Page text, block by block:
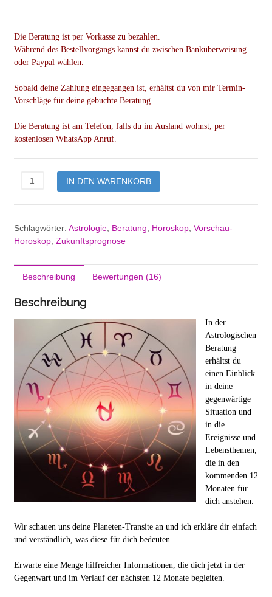
Die Beratung ist per Vorkasse zu bezahlen.
Während des Bestellvorgangs kannst du zwischen Banküberweisung
oder Paypal wählen.
Sobald deine Zahlung eingegangen ist, erhältst du von mir Termin-
Vorschläge für deine gebuchte Beratung.
Die Beratung ist am Telefon, falls du im Ausland wohnst, per
kostenlosen WhatsApp Anruf.
Astrologische
30
Menge
IN DEN WARENKORB
Schlagwörter: Astrologie, Beratung Horoskop, Vorschau-
Horoskop, Zukunftsprognose
Beschreibung Bewertungen (16)
Beschreibung
In der
Astrologischen
Beratung
erhältst du
einen Einblick
in deine
gegenwärtige
Situation und
in die
Ereignisse und
Lebensthemen,
die in den
kommenden 12
Monaten für
dich anstehen.
Wir schauen uns deine Planeten-Transite an und ich erkläre dir einfach
und verständlich, was diese für dich bedeuten.
Erwarte eine Menge hilfreicher Informationen, die dich jetzt in der
Gegenwart und im Verlauf der nächsten 12 Monate begleiten.